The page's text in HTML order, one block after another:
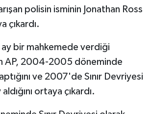
polisin isminin Jonathan Ross
çıkardı.
ay bir mahkemede verdiği
AP, 2004-2005 döneminde
ve 2007'de Sınır Devriyesi
ortaya çıkardı.